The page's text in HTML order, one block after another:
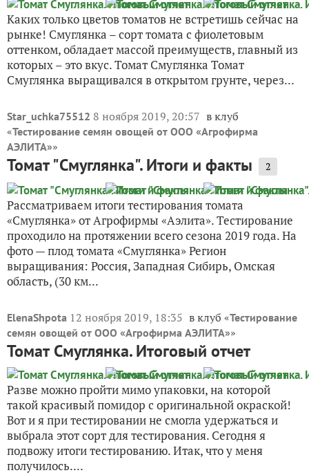
Каких только цветов томатов не встретишь сейчас на
рынке! Смуглянка – сорт томата с фиолетовым
оттенком, обладает массой преимуществ, главный из
которых – это вкус. Томат Смуглянка Томат
Смуглянка выращивался в открытом грунте, через...
Star_uchka75512 8 ноября 2019, 20:57 в клуб
«Тестирование семян овощей от ООО «Агрофирма
АЭЛИТА»»
Томат "Смуглянка". Итоги и факты 2
Рассматриваем итоги тестирования томата
«Смуглянка» от Агрофирмы «Аэлита». Тестирование
проходило на протяжении всего сезона 2019 года. На
фото — плод томата «Смуглянка» Регион
выращивания: Россия, Западная Сибирь, Омская
область, (30 км...
ElenaShpota 12 ноября 2019, 18:35 в клуб «Тестирование
семян овощей от ООО «Агрофирма АЭЛИТА»»
Томат Смуглянка. Итоговый отчет
Разве можно пройти мимо упаковки, на которой
такой красивый помидор с оригинальной окраской!
Вот и я при тестировании не смогла удержаться и
выбрала этот сорт для тестирования. Сегодня я
подвожу итоги тестированию. Итак, что у меня
получилось....